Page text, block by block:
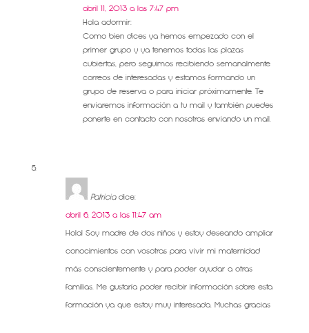
abril 11, 2013 a las 7:47 pm
Hola adormir:
Como bien dices ya hemos empezado con el
primer grupo y ya tenemos todas las plazas
cubiertas, pero seguimos recibiendo semanalmente
correos de interesadas y estamos formando un
grupo de reserva o para iniciar próximamente. Te
enviaremos información a tu mail y también puedes
ponerte en contacto con nosotras enviando un mail.
Patricia dice:
abril 6, 2013 a las 11:47 am
Hola! Soy madre de dos niños y estoy deseando ampliar
conocimientos con vosotras para vivir mi maternidad
más conscientemente y para poder ayudar a otras
familias. Me gustaría poder recibir información sobre esta
formación ya que estoy muy interesada. Muchas gracias